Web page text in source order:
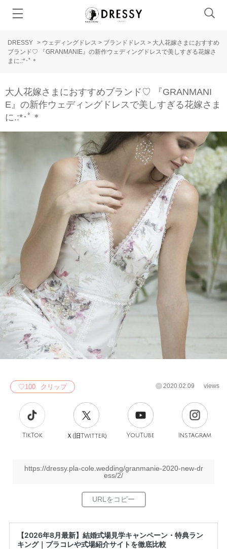
DRESSY > ウェディングドレス > ブランドドレス > 大人花嫁さまにおすすめ
ブランド♡ 『GRANMANIE』の新作ウェディングドレスで美しすぎる花嫁さ
まに.:*･ﾟ＊
大人花嫁さまにおすすめブランド♡ 『GRANMANI
E』の新作ウェディングドレスで美しすぎる花嫁さま
に.:*･ﾟ＊
♡100 クリップ 2020.02.09 views
TikTok Ｘ(旧Twitter) YouTube Instagram
https://dressy.pla-cole.wedding/granmanie-2020-new-dr
ess/2/
【2026年8月最新】結婚式場見学キャンペーン・特典ラン
キング｜プラコレや式場紹介サイトを徹底比較